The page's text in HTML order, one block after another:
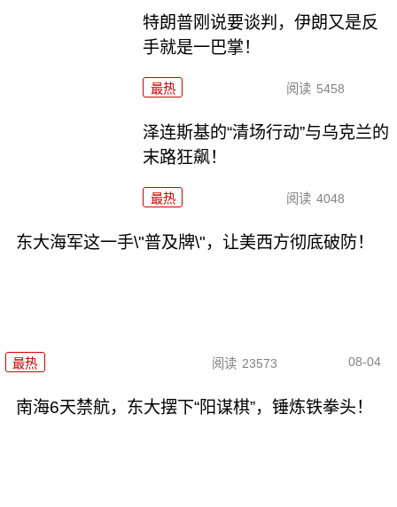
特朗普刚说要谈判，伊朗又是反
手就是一巴掌！
最热 阅读 5458
泽连斯基的“清场行动”与乌克兰的
末路狂飙！
最热 阅读 4048
东大海军这一手\"普及牌\"，让美西方彻底破防！
最热 阅读 23573 08-04
南海6天禁航，东大摆下“阳谋棋”，锤炼铁拳头！